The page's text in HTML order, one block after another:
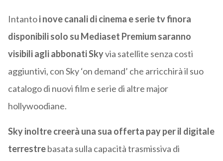
Intantoi nove canali di cinema e serie tv finora
disponibili solo su Mediaset Premium saranno
visibili agli abbonati Skyvia satellite senza costi
aggiuntivi, con Sky ‘on demand’ che arricchirà il suo
catalogo di nuovi film e serie di altre major
hollywoodiane.
Sky inoltre creerà una sua offerta pay per il digitale
terrestrebasata sulla capacità trasmissiva di